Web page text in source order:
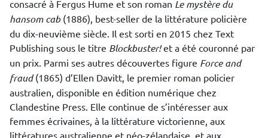
consacré à Fergus Hume et son roman Le mystère du
hansom cab(1886), best-seller de la littérature policière
du dix-neuvième siècle. Il est sorti en 2015 chez Text
Publishing sous le titre Blockbuster!et a été couronné par
un prix. Parmi ses autres découvertes figure Force and
fraud(1865) d’Ellen Davitt, le premier roman policier
australien, disponible en édition numérique chez
Clandestine Press. Elle continue de s’intéresser aux
femmes écrivaines, à la littérature victorienne, aux
littératures australienne et néo-zélandaise, et aux